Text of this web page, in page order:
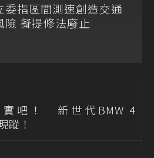
委指區間測速創造交通
險 擬提修法廢止
吧！ 新世代BMW 4
蹤！